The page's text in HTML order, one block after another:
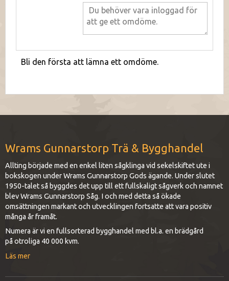
Bli den första att lämna ett omdöme.
Wrams Gunnarstorp Trä & Bygghandel
Allting började med en enkel liten sågklinga vid sekelskiftet ute i
bokskogen under Wrams Gunnarstorp Gods ägande. Under slutet
1950-talet så byggdes det upp till ett fullskaligt sågverk och namnet
blev Wrams Gunnarstorp Såg. I och med detta så ökade
omsättningen markant och utvecklingen fortsatte att vara positiv
många år framåt.
Numera är vi en fullsorterad bygghandel med bl.a. en brädgård
på otroliga 40 000 kvm.
Läs mer